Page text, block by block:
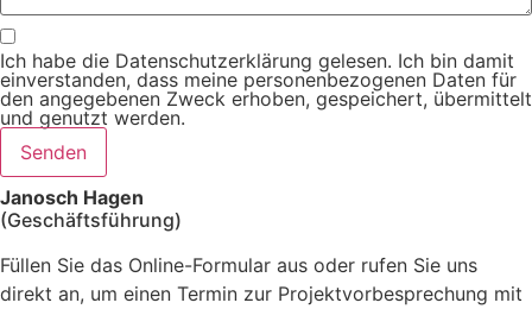
Ich habe die Datenschutzerklärung gelesen. Ich bin damit
einverstanden, dass meine personenbezogenen Daten für
den angegebenen Zweck erhoben, gespeichert, übermittelt
und genutzt werden.
Senden
Janosch Hagen
(Geschäfts­führung)
Füllen Sie das Online-Formular aus oder rufen Sie uns
direkt an, um einen Termin zur Projekt­vorbe­sprechung mit